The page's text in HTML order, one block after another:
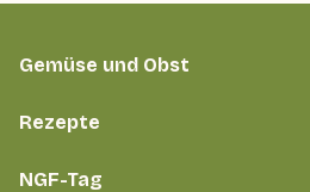
Gemüse und Obst
Rezepte
NGF-Tag